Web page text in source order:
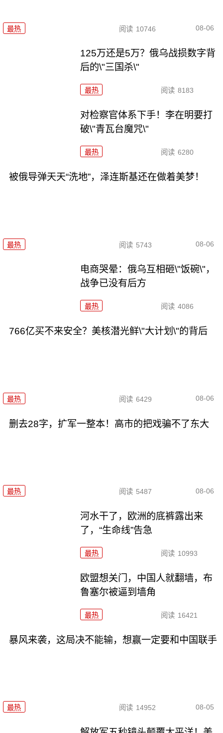
最热 阅读 10746 08-06
125万还是5万？俄乌战损数字背
后的\"三国杀\"
最热 阅读 8183
对检察官体系下手！李在明要打
破\"青瓦台魔咒\"
最热 阅读 6280
被俄导弹天天“洗地”，泽连斯基还在做着美梦！
最热 阅读 5743 08-06
电商哭晕：俄乌互相砸\"饭碗\"，
战争已没有后方
最热 阅读 4086
766亿买不来安全？美核潜光鲜\"大计划\"的背后
最热 阅读 6429 08-06
删去28字，扩军一整本！高市的把戏骗不了东大
最热 阅读 5487 08-06
河水干了，欧洲的底裤露出来
了，“生命线”告急
最热 阅读 10993
欧盟想关门，中国人就翻墙，布
鲁塞尔被逼到墙角
最热 阅读 16421
暴风来袭，这局决不能输，想赢一定要和中国联手
最热 阅读 14952 08-05